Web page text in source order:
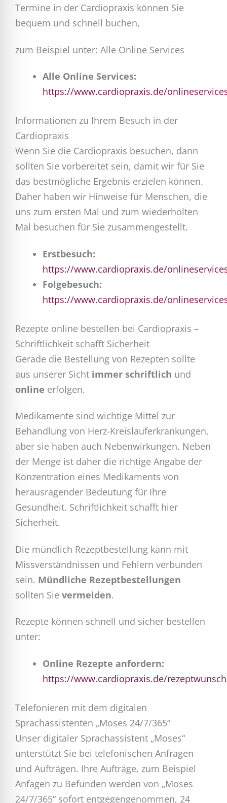
Termine in der Cardiopraxis können Sie
bequem und schnell buchen,
zum Beispiel unter: Alle Online Services
Alle Online Services:
https://www.cardiopraxis.de/
Informationen zu Ihrem Besuch in der
Cardiopraxis
Wenn Sie die Cardiopraxis besuchen, dann
sollten Sie vorbereitet sein, damit wir für Sie
das bestmögliche Ergebnis erzielen können.
Daher haben wir Hinweise für Menschen, die
uns zum ersten Mal und zum wiederholten
Mal besuchen für Sie zusammengestellt.
Erstbesuch:
https://www.cardiopraxis.de/
Folgebesuch:
https://www.cardiopraxis.de/
Rezepte online bestellen bei Cardiopraxis –
Schriftlichkeit schafft Sicherheit
Gerade die Bestellung von Rezepten sollte
aus unserer Sicht immer schriftlich und
online erfolgen.
Medikamente sind wichtige Mittel zur
Behandlung von Herz-Kreislauferkrankungen,
aber sie haben auch Nebenwirkungen. Neben
der Menge ist daher die richtige Angabe der
Konzentration eines Medikaments von
herausragender Bedeutung für Ihre
Gesundheit. Schriftlichkeit schafft hier
Sicherheit.
Die mündlich Rezeptbestellung kann mit
Missverständnissen und Fehlern verbunden
sein. Mündliche Rezeptbestellungen
sollten Sie vermeiden.
Rezepte können schnell und sicher bestellen
unter:
Online Rezepte anfordern:
https://www.cardiopraxis.de/
Telefonieren mit dem digitalen
Sprachassistenten „Moses 24/7/365“
Unser digitaler Sprachassistent „Moses“
unterstützt Sie bei telefonischen Anfragen
und Aufträgen. Ihre Aufträge, zum Beispiel
Anfagen zu Befunden werden von „Moses
24/7/365“ sofort entgegengenommen, 24